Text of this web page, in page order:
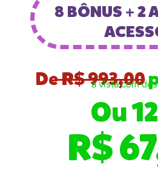
8 BÔNUS + 2
DeR$ 993,00
Ou
à vista com
R$